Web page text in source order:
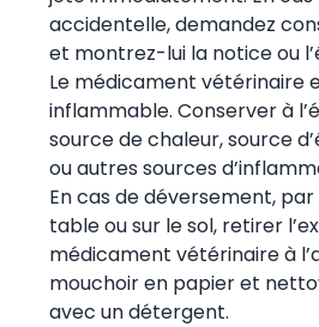
accidentelle, demandez
et montrez-lui la notice ou
Le médicament vétérinaire
inflammable. Conserver à
source de chaleur, source
ou autres sources
En cas de déversement,
table ou sur le sol, retirer
médicament vétérinaire à
mouchoir en papier et
avec un détergent.